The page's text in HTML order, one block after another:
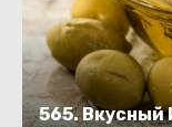
565. Вкусный